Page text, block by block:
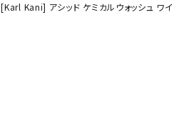
[Karl Kani] アシッド ケミカルウォッシュ ワ